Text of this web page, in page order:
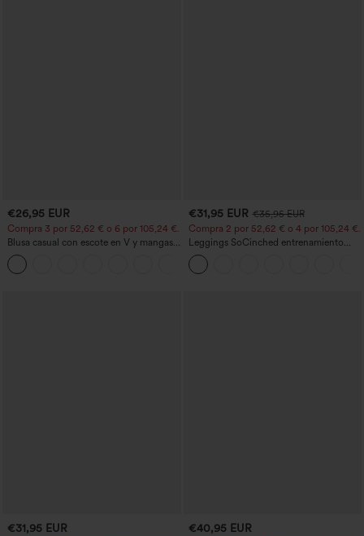
€26,95 EUR
Compra 3 por 52,62 € o 6 por 105,24 €.
Blusa casual con escote en V y mangas
cortas abullonadas
€31,95 EUR €35,95 EUR
Compra 2 por 52,62 € o 4 por 105,24 €.
Leggings SoCinched entrenamiento
moldeador abdomen bolsillo lateral tiro
alto
€31,95 EUR €40,95 EUR